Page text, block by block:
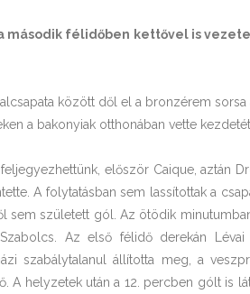
második félidőben kettővel is
között dől el a bronzérem
a bakonyiak otthonában vette kezdetét.
először Caique, aztán
A folytatásban sem lassítottak a
sem született gól. Az ötödik
Az első félidő derekán
szabálytalanul állította meg, a
A helyzetek után a 12. percben gólt is